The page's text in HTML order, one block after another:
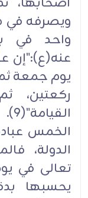
ويصرفه في
واحد في
عنه(ع):"إن
يوم جمعة
ركعتين،
القيامة"(9).
الخمس
الدولة،
تعالى في
يحسبها